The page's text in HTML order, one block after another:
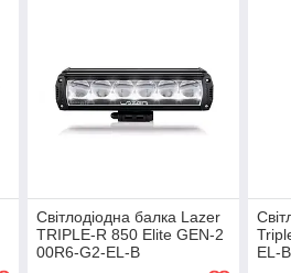
Світлодіодна балка Lazer
TRIPLE-R 850 Elite GEN-2
00R6-G2-EL-B
EL-B